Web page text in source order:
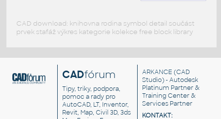
CAD download: knihovna rodina symbol detail součást
prvek stafáž výkres kategorie kolekce free block library
CADfórum
Tipy, triky, podpora,
pomoc a rady pro
AutoCAD, LT, Inventor,
Revit, Map, Civil 3D, 3ds
ARKANCE (CAD
Studio) - Autodesk
Platinum Partner &
Training Center &
Services Partner
KONTAKT: